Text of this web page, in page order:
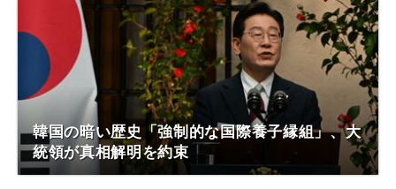
韓国の暗い歴史「強制的な国際養子縁組」、大
統領が真相解明を約束